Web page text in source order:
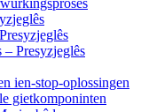
Presyzjeglês
ien-stop-oplossingen
gietkomponinten